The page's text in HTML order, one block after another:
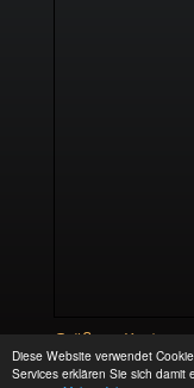
Diese Website verwendet
Services erklären Sie sich damit
Größere Karte